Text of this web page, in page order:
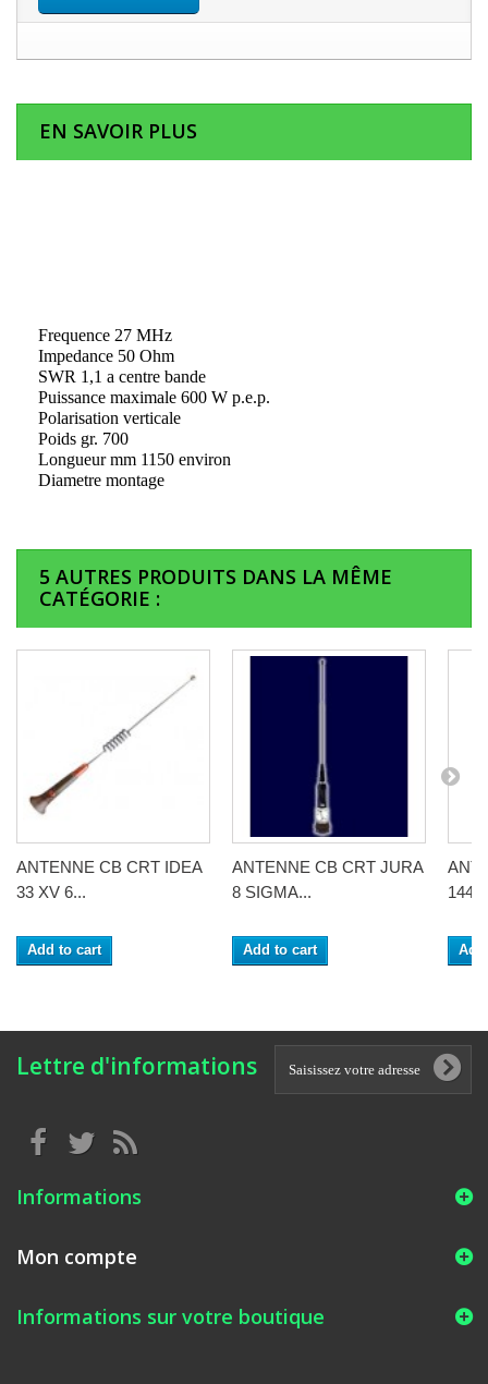
EN SAVOIR PLUS
Frequence 27 MHz
Impedance 50 Ohm
SWR 1,1 a centre bande
Puissance maximale 600 W p.e.p.
Polarisation verticale
Poids gr. 700
Longueur mm 1150 environ
Diametre montage
5 AUTRES PRODUITS DANS LA MÊME
CATÉGORIE :
ANTENNE CB CRT IDEA
33 XV 6...
Add to cart
ANTENNE CB CRT JURA
8 SIGMA...
Add to cart
144
Lettre d'informations
Informations
Mon compte
Informations sur votre boutique